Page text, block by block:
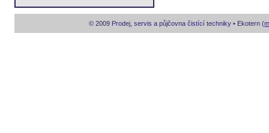
© 2009 Prodej, servis a půjčovna čistící techniky • Ekotern (